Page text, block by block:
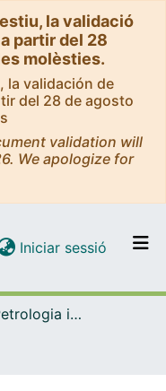
la validació
partir del 28
molèsties.
la validación de
del 28 de agosto
validation will
We apologize for
per tot el DD
Iniciar sessió (current)
Mineralogia, Petrologia i Geologia Aplicada